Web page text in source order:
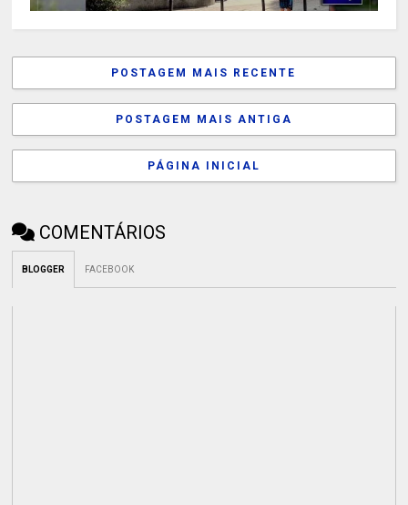
POSTAGEM MAIS RECENTE
POSTAGEM MAIS ANTIGA
PÁGINA INICIAL
COMENTÁRIOS
BLOGGER FACEBOOK